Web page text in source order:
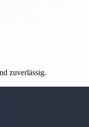
zuverlässig.